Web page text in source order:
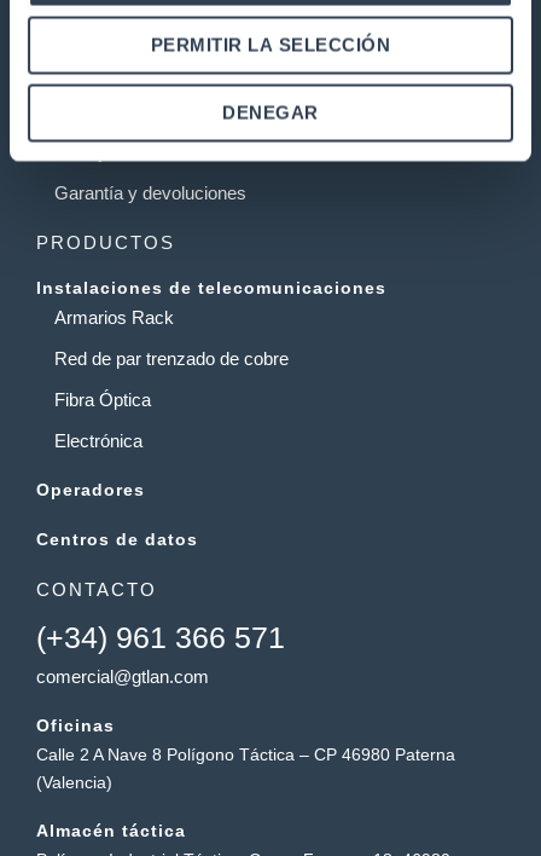
PERMITIR LA SELECCIÓN
DENEGAR
GTLAN SOLUCIONES EN
Nuestra historia
Garantía y devoluciones
PRODUCTOS
Instalaciones de telecomunicaciones
Armarios Rack
Red de par trenzado de cobre
Fibra Óptica
Electrónica
Operadores
Centros de datos
CONTACTO
(+34) 961 366 571
comercial@gtlan.com
Oficinas
Calle 2 A Nave 8 Polígono Táctica – CP 46980 Paterna
(Valencia)
Almacén táctica